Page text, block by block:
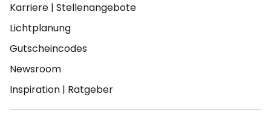
Karriere | Stellenangebote
Lichtplanung
Gutscheincodes
Newsroom
Inspiration | Ratgeber